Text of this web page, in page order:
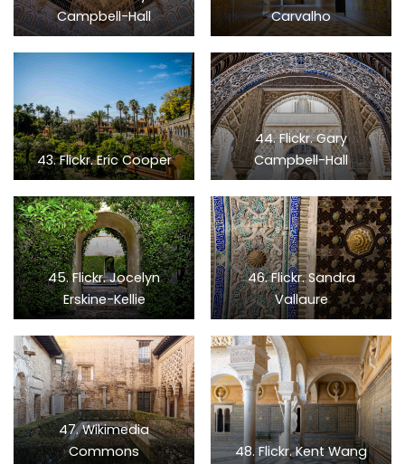
Campbell-Hall
Carvalho
43. Flickr. Eric Cooper
44. Flickr. Gary
Campbell-Hall
45. Flickr. Jocelyn
Erskine-Kellie
46. Flickr. Sandra
Vallaure
47. Wikimedia
Commons
48. Flickr. Kent Wang